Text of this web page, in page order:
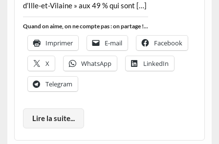
d’Ille-et-Vilaine » aux 49 % qui sont […]
Quand on aime, on ne compte pas : on partage !...
Imprimer E-mail Facebook
X WhatsApp LinkedIn
Telegram
Lire la suite...